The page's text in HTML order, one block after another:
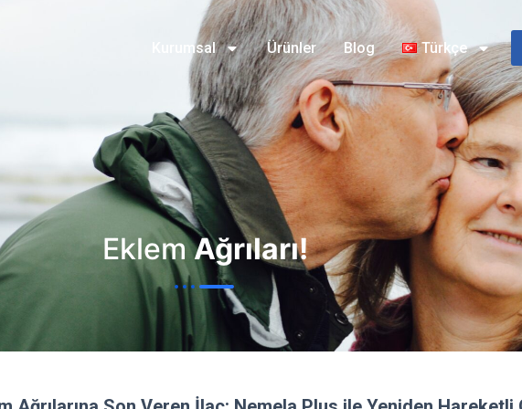
Kurumsal Ürünler Blog Türkçe
EklemAğrıları!